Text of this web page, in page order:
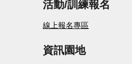
活動/訓練報名
線上報名專區
資訊園地